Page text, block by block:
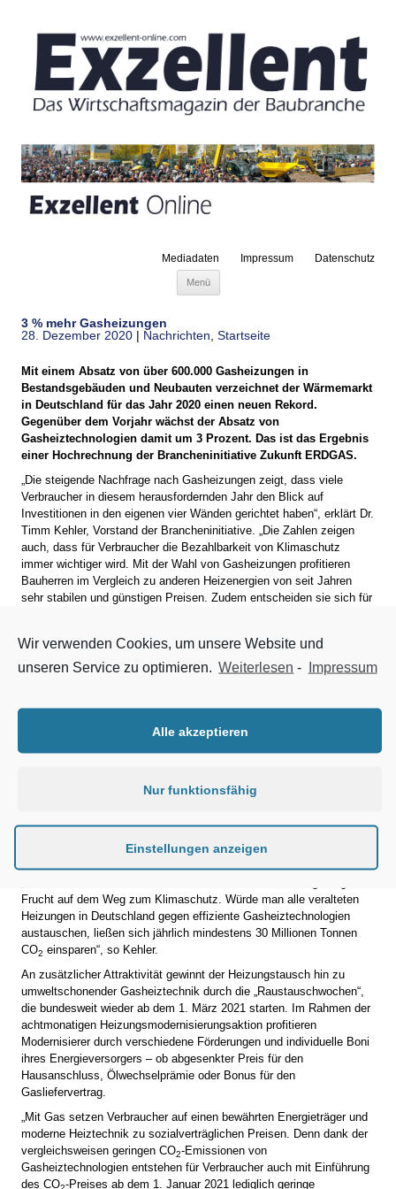
Mediadaten Impressum Datenschutz
Menü
3 % mehr Gasheizungen
28. Dezember 2020 | Nachrichten Startseite
Mit einem Absatz von über 600.000 Gasheizungen in
Bestandsgebäuden und Neubauten verzeichnet der Wärmemarkt
in Deutschland für das Jahr 2020 einen neuen Rekord.
Gegenüber dem Vorjahr wächst der Absatz von
Gasheiztechnologien damit um 3 Prozent. Das ist das Ergebnis
einer Hochrechnung der Brancheninitiative Zukunft ERDGAS.
„Die steigende Nachfrage nach Gasheizungen zeigt, dass viele
Verbraucher in diesem herausfordernden Jahr den Blick auf
Investitionen in den eigenen vier Wänden gerichtet haben“, erklärt Dr.
Timm Kehler, Vorstand der Brancheninitiative. „Die Zahlen zeigen
auch, dass für Verbraucher die Bezahlbarkeit von Klimaschutz
immer wichtiger wird. Mit der Wahl von Gasheizungen profitieren
Bauherren im Vergleich zu anderen Heizenergien von seit Jahren
sehr stabilen und günstigen Preisen. Zudem entscheiden sie sich für
CO -neutrales Heizen möglich. Damit ist der Wärmemarkt auch fit
für den European Green Deal.“
außerdem mit Erneuerbaren Energien kombiniert werden, zum
Bundesamt für Wirtschaft und Ausfuhrkontrolle (BAFA) unterstützt
den Austausch veralteter Wärmeerzeuger seit dem 1. Januar 2020
„Heizen mit erneuerbaren Energien“. Dieses Programm wird ab 2021
Damit wird die Investitionsförderung des Bundes für
energieeffizientes Bauen und Sanieren für Hausbesitzer
Frucht auf dem Weg zum Klimaschutz. Würde man alle veralteten
Heizungen in Deutschland gegen effiziente Gasheiztechnologien
austauschen, ließen sich jährlich mindestens 30 Millionen Tonnen
CO2 einsparen“, so Kehler.
An zusätzlicher Attraktivität gewinnt der Heizungstausch hin zu
umweltschonender Gasheiztechnik durch die „Raustauschwochen“,
die bundesweit wieder ab dem 1. März 2021 starten. Im Rahmen der
achtmonatigen Heizungsmodernisierungsaktion profitieren
Modernisierer durch verschiedene Förderungen und individuelle Boni
ihres Energieversorgers – ob abgesenkter Preis für den
Hausanschluss, Ölwechselprämie oder Bonus für den
Gasliefervertrag.
„Mit Gas setzen Verbraucher auf einen bewährten Energieträger und
moderne Heiztechnik zu sozialverträglichen Preisen. Denn dank der
vergleichsweisen geringen CO2-Emissionen von
Gasheiztechnologien entstehen für Verbraucher auch mit Einführung
des CO -Preises ab dem 1. Januar 2021 lediglich geringe
Wir verwenden Cookies, um unsere Website und
unseren Service zu optimieren. Weiterlesen - Impressum
Alle akzeptieren
Nur funktionsfähig
Einstellungen anzeigen